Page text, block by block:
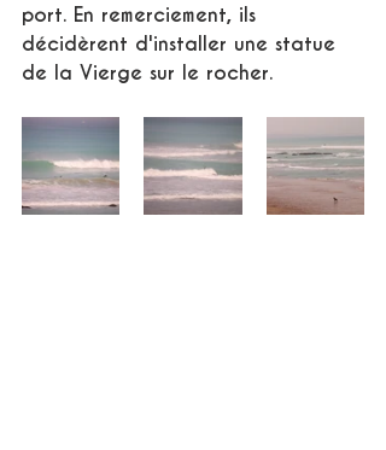
port. En remerciement, ils
décidèrent d'installer une statue
de la Vierge sur le rocher.